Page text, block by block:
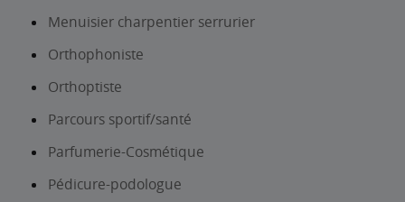
Menuisier charpentier serrurier
Orthophoniste
Orthoptiste
Parcours sportif/santé
Parfumerie-Cosmétique
Pédicure-podologue